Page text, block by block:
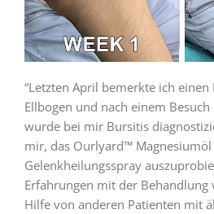
“Letzten April bemerkte ich
Ellbogen und nach einem
wurde bei mir Bursitis
mir, das Ourlyard™
Gelenkheilungsspray
Erfahrungen mit der
Hilfe von anderen Patienten mit